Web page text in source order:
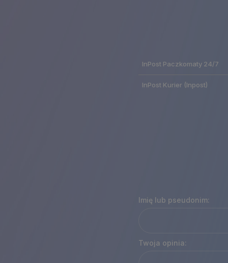
InPost Paczkomaty 24/7
InPost Kurier (Inpost)
Imię lub pseudonim:
Twoja opinia: